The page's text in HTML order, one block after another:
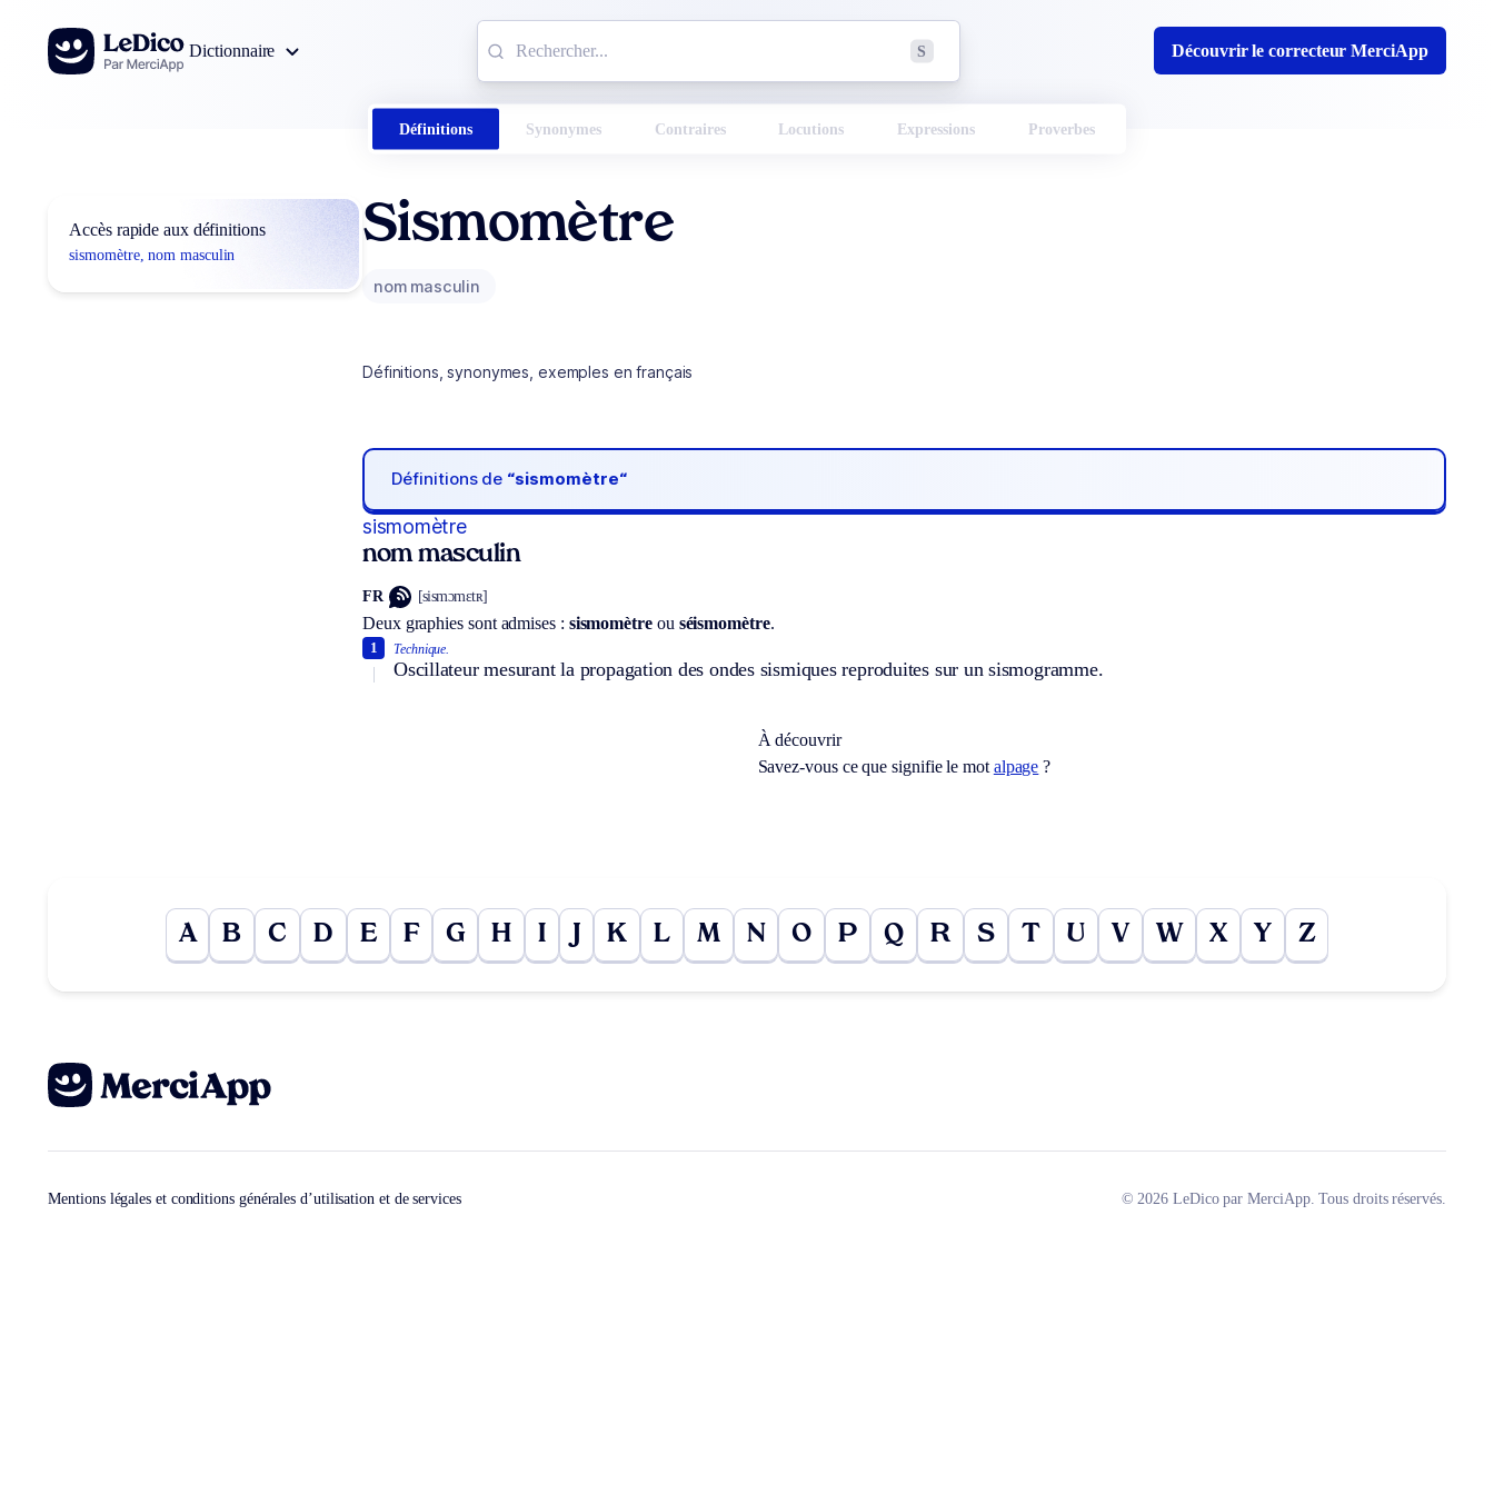
Aller au contenu
Dictionnaire
S Découvrir le correcteur MerciApp
Définitions Synonymes Contraires Locutions Expressions Proverbes
Accès rapide aux définitions
sismomètre, nom masculin
Sismomètre
nom masculin
Définitions, synonymes, exemples en français
Définitions de “sismomètre“
sismomètre
nom masculin
FR [sismɔmɛtʀ]
Deux graphies sont admises : sismomètreou séismomètre.
Technique.
Oscillateur mesurant la propagation des ondes sismiques reproduites sur un sismogramme.
1
À découvrir
Savez-vous ce que signifie le mot alpage ?
A B C D E F G H I K L M N O P Q R S T U V W X Y Z
Mentions légales et conditions générales d’utilisation et de services © 2026 LeDico par MerciApp. Tous droits réservés.